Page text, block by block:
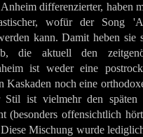
differenzierter, haben
wofür der Song
kann. Damit heben
die aktuell den
ist weder eine
Kaskaden noch eine
ist vielmehr den späten
(besonders offensichtlich
Mischung wurde